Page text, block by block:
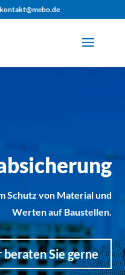
kontakt@mebo.de
Schutz von Material und
Werten auf Baustellen.
Sie gerne